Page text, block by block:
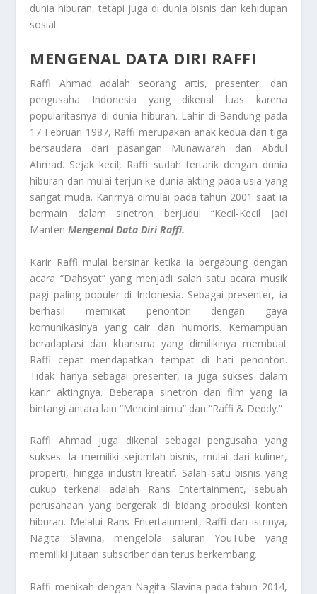
dunia hiburan, tetapi juga di dunia bisnis dan kehidupan
sosial.
MENGENAL DATA DIRI RAFFI
Raffi Ahmad adalah seorang artis, presenter, dan
pengusaha Indonesia yang dikenal luas karena
popularitasnya di dunia hiburan. Lahir di Bandung pada
17 Februari 1987, Raffi merupakan anak kedua dari tiga
bersaudara dari pasangan Munawarah dan Abdul
Ahmad. Sejak kecil, Raffi sudah tertarik dengan dunia
hiburan dan mulai terjun ke dunia akting pada usia yang
sangat muda. Karirnya dimulai pada tahun 2001 saat ia
bermain dalam sinetron berjudul “Kecil-Kecil Jadi
Manten Mengenal Data Diri Raffi.
Karir Raffi mulai bersinar ketika ia bergabung dengan
acara “Dahsyat” yang menjadi salah satu acara musik
pagi paling populer di Indonesia. Sebagai presenter, ia
berhasil memikat penonton dengan gaya
komunikasinya yang cair dan humoris. Kemampuan
beradaptasi dan kharisma yang dimilikinya membuat
Raffi cepat mendapatkan tempat di hati penonton.
Tidak hanya sebagai presenter, ia juga sukses dalam
karir aktingnya. Beberapa sinetron dan film yang ia
bintangi antara lain “Mencintaimu” dan “Raffi & Deddy.”
Raffi Ahmad juga dikenal sebagai pengusaha yang
sukses. Ia memiliki sejumlah bisnis, mulai dari kuliner,
properti, hingga industri kreatif. Salah satu bisnis yang
cukup terkenal adalah Rans Entertainment, sebuah
perusahaan yang bergerak di bidang produksi konten
hiburan. Melalui Rans Entertainment, Raffi dan istrinya,
Nagita Slavina, mengelola saluran YouTube yang
memiliki jutaan subscriber dan terus berkembang.
Raffi menikah dengan Nagita Slavina pada tahun 2014,